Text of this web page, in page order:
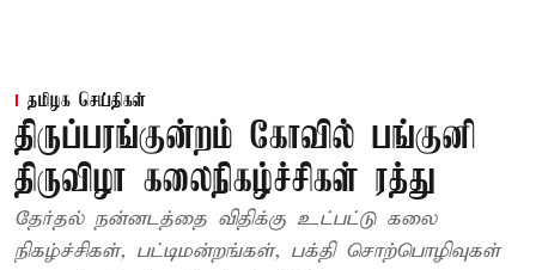
தமிழக செய்திகள்
திருப்பரங்குன்றம் கோவில் பங்குனி
திருவிழா கலைநிகழ்ச்சிகள் ரத்து
தேர்தல் நன்னடத்தை விதிக்கு உட்பட்டு கலை
நிகழ்ச்சிகள், பட்டிமன்றங்கள், பக்தி சொற்பொழிவுகள்